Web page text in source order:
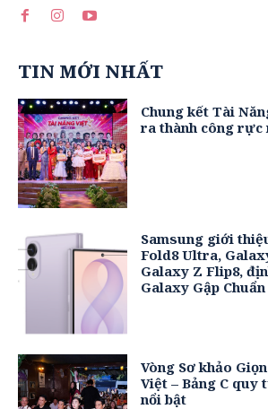
TIN MỚI NHẤT
Chung kết Tài
ra thành công rực
Samsung giới
Fold8 Ultra,
Galaxy Z Flip8,
Galaxy Gập
Vòng Sơ khảo
Việt – Bảng C quy
nổi bật